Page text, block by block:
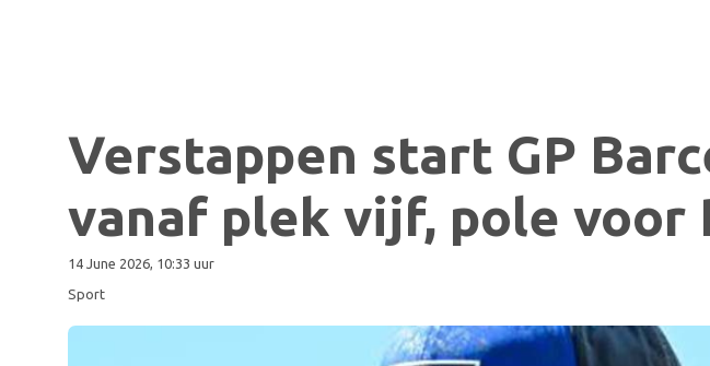
Verstappen start GP
vanaf plek vijf, pole voor
14 June 2026, 10:33 uur
Sport